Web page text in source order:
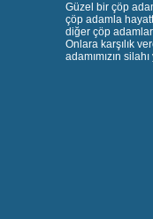
Güzel bir çöp
çöp adamla
diğer çöp
Onlara karşılık
adamımızın